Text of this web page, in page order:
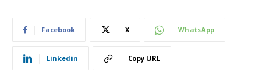
Facebook X WhatsApp
Linkedin Copy URL